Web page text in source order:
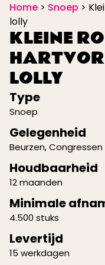
Home > Snoep >
lolly
KLEINE
LOLLY
Type
Snoep
Gelegenheid
Beurzen,Congressen
Houdbaarheid
12 maanden
Minimale
4.500 stuks
Levertijd
15 werkdagen